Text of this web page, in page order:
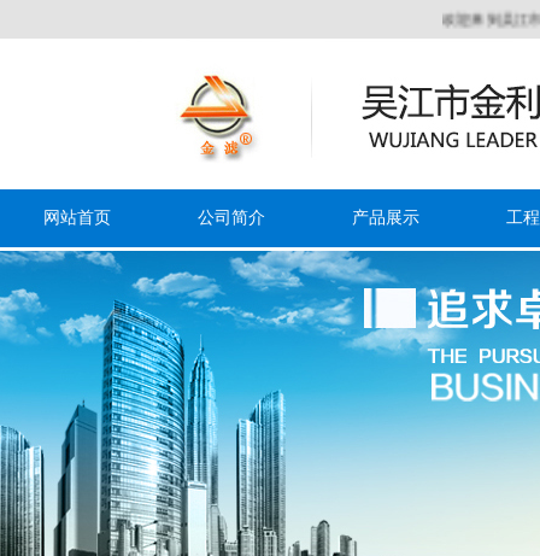
欢迎来到吴江市金利达空
网站首页 公司简介 产品展示 工